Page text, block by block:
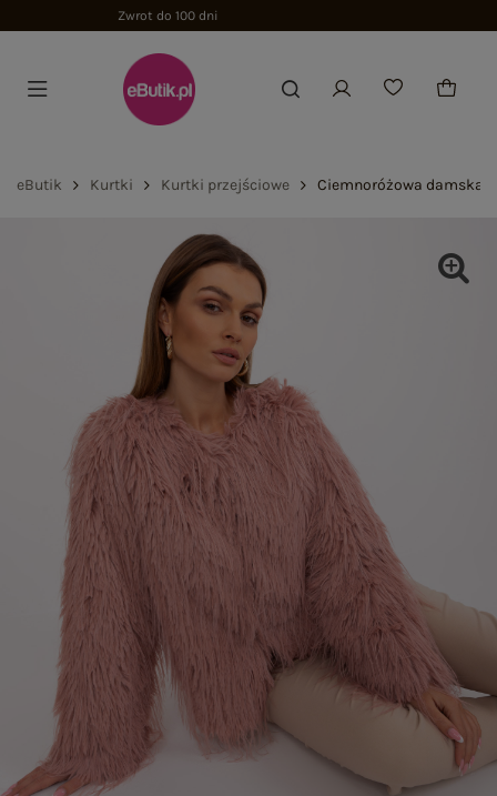
eButik Kurtki Kurtki przejściowe Ciemnoróżowa damska